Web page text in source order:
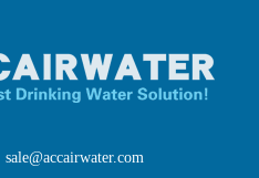
sale@accairwater.com